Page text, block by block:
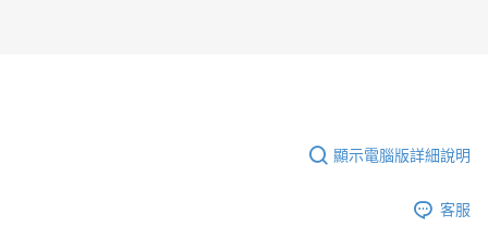
顯示電腦版詳細說明
客服